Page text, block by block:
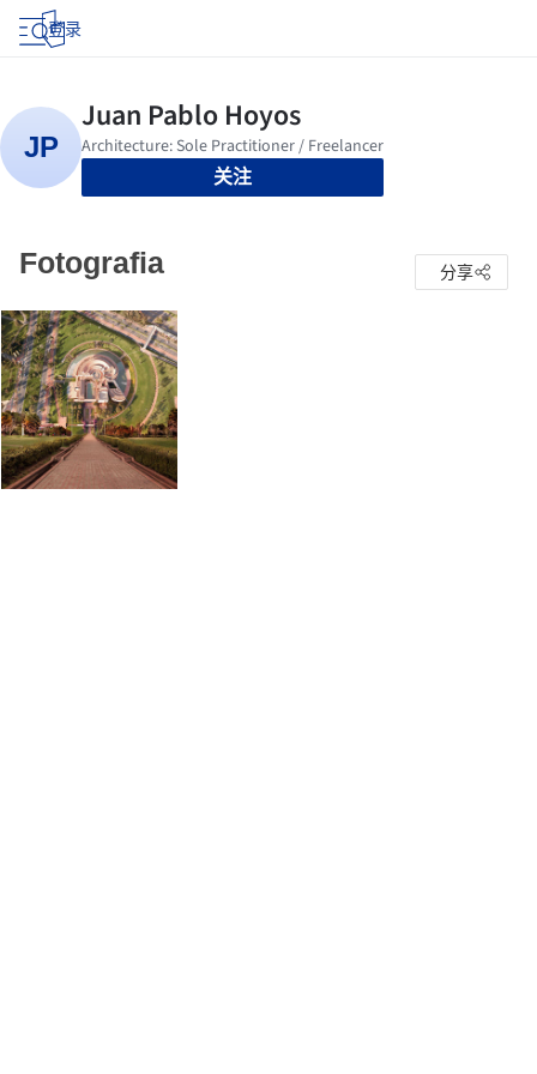
登录
关注
Fotografia 分享